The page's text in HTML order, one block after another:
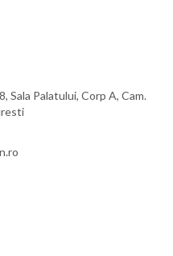
Sala Palatului, Corp A, Cam.